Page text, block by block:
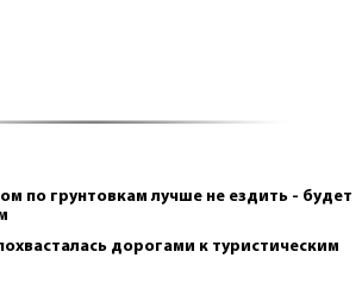
по грунтовкам лучше не ездить - будет
дорогами к туристическим